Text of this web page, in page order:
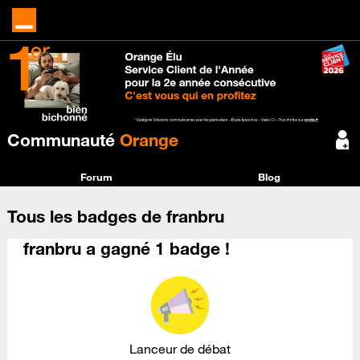
Communauté Orange
Forum Blog
Tous les badges de franbru
franbru a gagné 1 badge !
Lanceur de débat